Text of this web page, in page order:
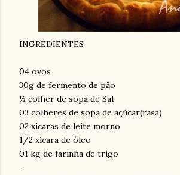
INGREDIENTES
04 ovos
30g de fermento de pão
½ colher de sopa de Sal
03 colheres de sopa de açúcar(rasa)
02 xícaras de leite morno
1/2 xícara de óleo
01 kg de farinha de trigo
.